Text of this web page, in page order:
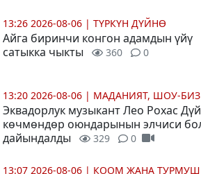
13:26 2026-08-06 | ТҮРКҮН ДҮЙНӨ
Айга биринчи конгон адамдын үйү
сатыкка чыкты
360 0
13:20 2026-08-06 | МАДАНИЯТ, ШОУ-
Эквадорлук музыкант Лео Рохас
көчмөндөр оюндарынын элчиси
дайындалды
329 0
13:07 2026-08-06 | КООМ ЖАНА ТУРМУШ